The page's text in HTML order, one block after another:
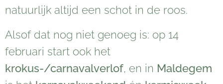
natuurlijk altijd een schot in de roos.
Alsof dat nog niet genoeg is: op 14
februari start ook het
krokus-/carnavalverlof, en in Maldegem